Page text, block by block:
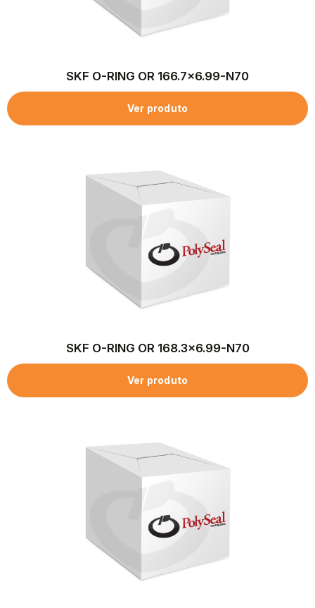
SKF O-RING OR 166.7×6.99-N70
Ver produto
SKF O-RING OR 168.3×6.99-N70
Ver produto